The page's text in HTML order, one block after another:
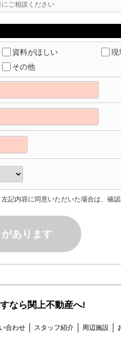
ご相談ください
資料がほしい
現
その他
記内容に同意いただいた場合は、確認
あります
なら関上不動産へ!
合わせ スタッフ紹介 周辺施設